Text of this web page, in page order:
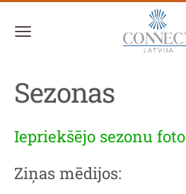
Sezonas
Iepriekšējo sezonu foto
Ziņas mēdijos: